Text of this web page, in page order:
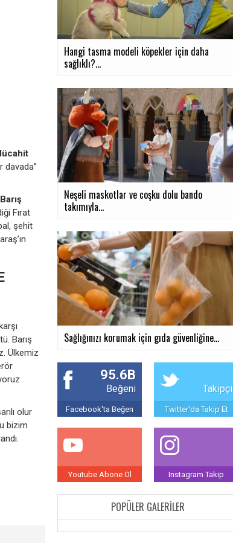
davada”
Barış
Fırat
şehit
Barış
Ülkemiz
olur
bizim
Hangi tasma modeli köpekler için daha
sağlıklı?...
Neşeli maskotlar ve coşku dolu bando
takımıyla...
Sağlığınızı korumak için gıda güvenliğine...
95.6B
Beğeni
Facebook'ta Beğen
Takipçi
Twitter'da Takip Et
Youtube Abone Ol Instagram Takip
POPÜLER GALERILER